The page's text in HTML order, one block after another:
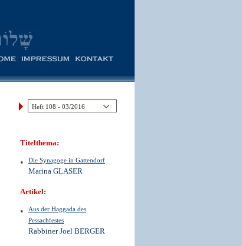
Titelthema:
Die Synagoge in Gattendorf
Marina GLASER
Artikel:
Aus der Haggada des
Pessachfestes
Rabbiner Joel BERGER